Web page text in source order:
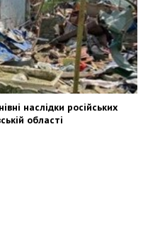
наслідки російських
області